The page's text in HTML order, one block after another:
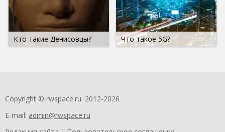
Кто такие Денисовцы? Что такое 5G?
Copyright © rwspace.ru. 2012-2026
E-mail: admin@rwspace.ru